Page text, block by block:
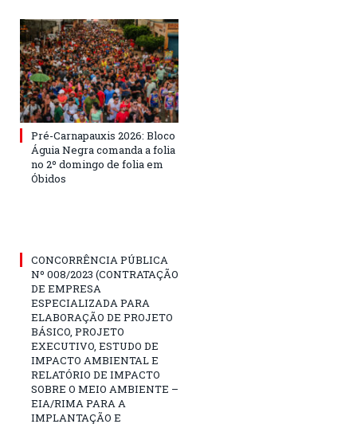
Pré-Carnapauxis 2026: Bloco
Águia Negra comanda a folia
no 2º domingo de folia em
Óbidos
CONCORRÊNCIA PÚBLICA
Nº 008/2023 (CONTRATAÇÃO
DE EMPRESA
ESPECIALIZADA PARA
ELABORAÇÃO DE PROJETO
BÁSICO, PROJETO
EXECUTIVO, ESTUDO DE
IMPACTO AMBIENTAL E
RELATÓRIO DE IMPACTO
SOBRE O MEIO AMBIENTE –
EIA/RIMA PARA A
IMPLANTAÇÃO E